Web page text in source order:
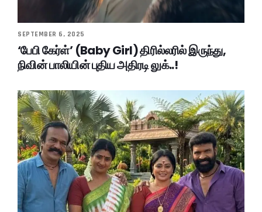
SEPTEMBER 6, 2025
‘பேபி கேர்ள்’ (Baby Girl) திரில்லரில் இருந்து,
நிவின் பாலியின் புதிய அதிரடி லுக்..!